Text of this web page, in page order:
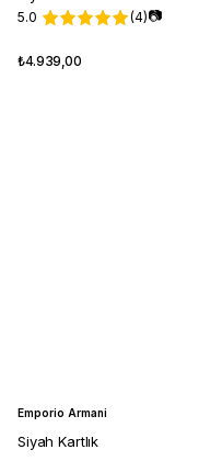
5.0 (4)📷
₺4.939,00
Emporio Armani
Siyah Kartlık